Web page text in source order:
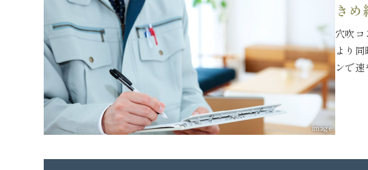
image
き
穴吹
より
ンで速